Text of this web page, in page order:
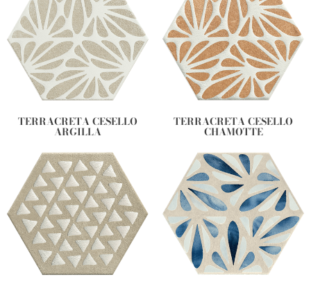
TERRACRETA CESELLO
ARGILLA
TERRACRETA CESELLO
CHAMOTTE